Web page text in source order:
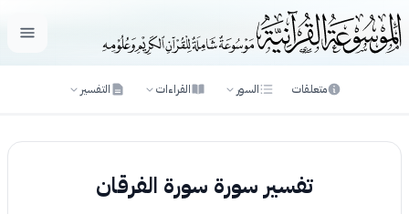
فتح
متعلقات السور القراءات التفسير
تفسير سورة سورة الفرقان